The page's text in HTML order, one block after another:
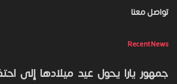
تواصل معنا
Recent News
جمهور يارا يحول عيد ميلادها إلى